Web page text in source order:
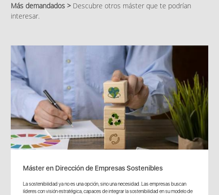
Más demandados > Descubre otros máster que te podrían
interesar.
Máster en Dirección de Empresas Sostenibles
La sostenibilidad ya no es una opción, sino una necesidad. Las empresas buscan
líderes con visión estratégica, capaces de integrar la sostenibilidad en su modelo de